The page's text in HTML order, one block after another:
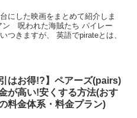
にした映画をまとめて紹介しま
ン 呪われた海賊たち パイレー
つきますが、 英語でpirateとは、
引はお得!?】ペアーズ(pairs)
が高い!安くする方法(おす
料金体系・料金プラン)